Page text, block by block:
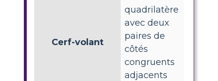
Cerf-volant
quadrilatère
avec deux
paires de
côtés
congruents
adjacents